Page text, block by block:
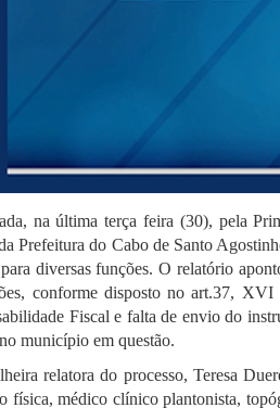
na última terça feira (30), pela
Prefeitura do Cabo de Santo
para diversas funções. O relatório
conforme disposto no art.37,
Fiscal e falta de envio do
município em questão.
relatora do processo, Teresa
física, médico clínico plantonista,